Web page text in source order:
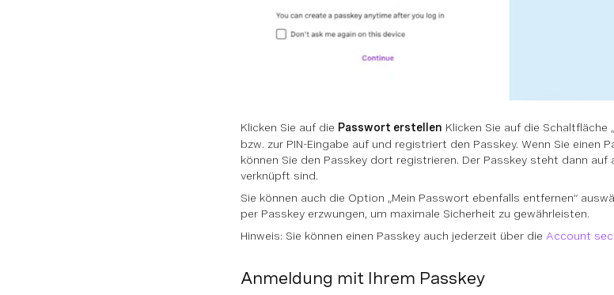
Klicken Sie auf die Passwort erstellen Klicken Sie auf die
bzw. zur PIN-Eingabe auf und registriert den Passkey. Wenn Sie
können Sie den Passkey dort registrieren. Der Passkey steht dann
verknüpft sind.
Sie können auch die Option „Mein Passwort ebenfalls entfernen“
per Passkey erzwungen, um maximale Sicherheit zu gewährleisten.
Hinweis: Sie können einen Passkey auch jederzeit über die Account
Anmeldung mit Ihrem Passkey